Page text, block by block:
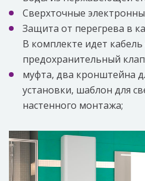
Сверхточные
Защита от перегрева в
В комплекте идет кабель
предохранительный
муфта, два кронштейна
установки, шаблон для
настенного монтажа;